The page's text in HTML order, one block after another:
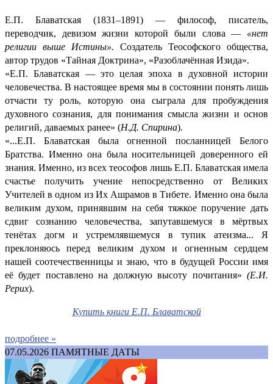
Е.П. Блаватская (1831–1891) — философ, писатель,
переводчик, девизом жизни которой были слова — «нет
религии выше Истины». Создатель Теософского общества,
автор трудов «Тайная Доктрина», «Разоблачённая Изида».
«Е.П. Блаватская — это целая эпоха в духовной истории
человечества. В настоящее время мы в состоянии понять лишь
отчасти ту роль, которую она сыграла для пробуждения
духовного сознания, для понимания смысла жизни и основ
религий, даваемых ранее» (Н.Д. Спирина).
«...Е.П. Блаватская была огненной посланницей Белого
Братства. Именно она была носительницей доверенного ей
знания. Именно, из всех теософов лишь Е.П. Блаватская имела
счастье получить учение непосредственно от Великих
Учителей в одном из Их Ашрамов в Тибете. Именно она была
великим духом, принявшим на себя тяжкое поручение дать
сдвиг сознанию человечества, запутавшемуся в мёртвых
тенётах догм и устремлявшемуся в тупик атеизма... Я
преклоняюсь перед великим духом и огненным сердцем
нашей соотечественницы и знаю, что в будущей России имя
её будет поставлено на должную высоту почитания» (Е.И.
Рерих).
Купить книги Е.П. Блаватской
подробнее »
07.05.2026 ПАМЯТНЫЕ ДАТЫ